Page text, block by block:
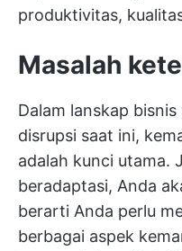
produktivitas,
Masalah
Dalam lanskap
disrupsi saat ini,
adalah kunci utama.
beradaptasi, Anda
berarti Anda perlu
berbagai aspek